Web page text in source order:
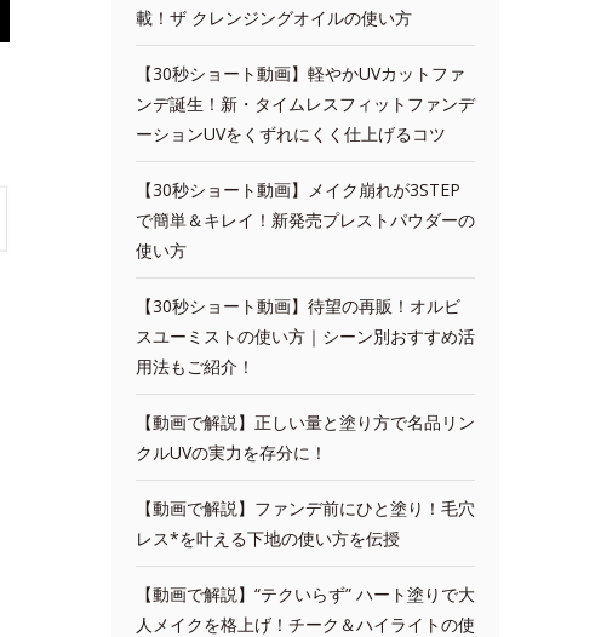
載！ザ クレンジングオイルの使い方
【30秒ショート動画】軽やかUVカットファ
ンデ誕生！新・タイムレスフィットファンデ
ーションUVをくずれにくく仕上げるコツ
【30秒ショート動画】メイク崩れが3STEP
で簡単＆キレイ！新発売プレストパウダーの
使い方
【30秒ショート動画】待望の再販！オルビ
スユーミストの使い方｜シーン別おすすめ活
用法もご紹介！
【動画で解説】正しい量と塗り方で名品リン
クルUVの実力を存分に！
【動画で解説】ファンデ前にひと塗り！毛穴
レス*を叶える下地の使い方を伝授
【動画で解説】“テクいらず” ハート塗りで大
人メイクを格上げ！チーク＆ハイライトの使